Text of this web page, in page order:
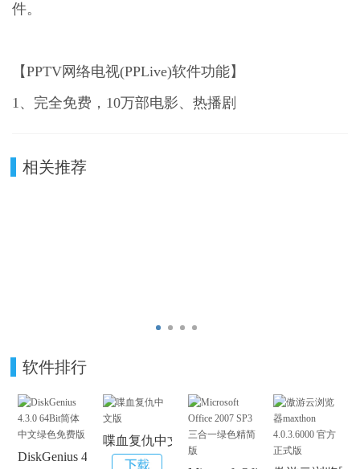
件。
【PPTV网络电视(PPLive)软件功能】
1、完全免费，10万部电影、热播剧
相关推荐
软件排行
DiskGenius 4.3.0 64Bit简体中文绿色免费版
喋血复仇中文版